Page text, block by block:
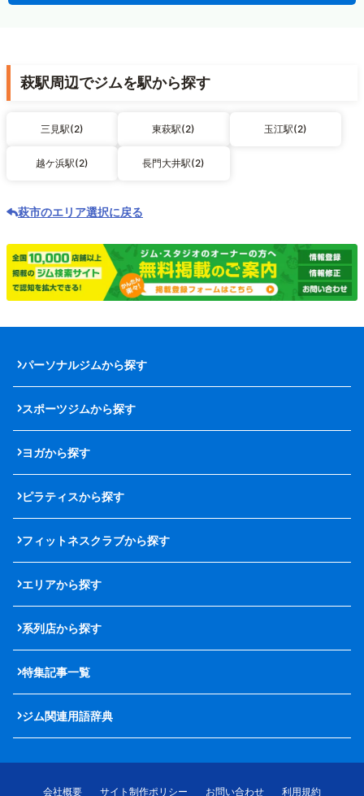
萩駅周辺でジムを駅から探す
三見駅(2) 東萩駅(2) 玉江駅(2)
越ケ浜駅(2) 長門大井駅(2)
萩市のエリア選択に戻る
パーソナルジムから探す
スポーツジムから探す
ヨガから探す
ピラティスから探す
フィットネスクラブから探す
エリアから探す
系列店から探す
特集記事一覧
ジム関連用語辞典
会社概要 サイト制作ポリシー お問い合わせ
利用規約